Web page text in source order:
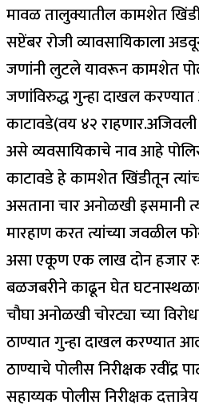
मावळ तालुक्यातील कामशेत
सप्टेंबर रोजी व्यावसायिकाला
जणांनी लुटले यावरून कामशेत
जणांविरुद्ध गुन्हा दाखल
काटावडे(वय ४२
असे व्यवसायिकाचे नाव आहे
काटावडे हे कामशेत खिंडीतून
असताना चार अनोळखी इसमानी
मारहाण करत त्यांच्या जवळील
असा एकूण एक लाख दोन हजार
बळजबरीने काढून घेत
चौघा अनोळखी चोरट्या च्या
ठाण्यात गुन्हा दाखल करण्यात
ठाण्याचे पोलीस निरीक्षक रवींद्र
सहाय्यक पोलीस निरीक्षक